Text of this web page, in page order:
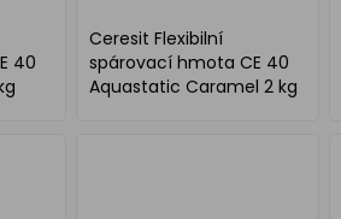
40
Ceresit Flexibilní
spárovací hmota CE 40
Aquastatic Caramel 2 kg